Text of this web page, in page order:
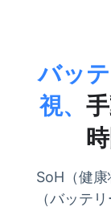
バッ
視、
SoH（健
（バッテ